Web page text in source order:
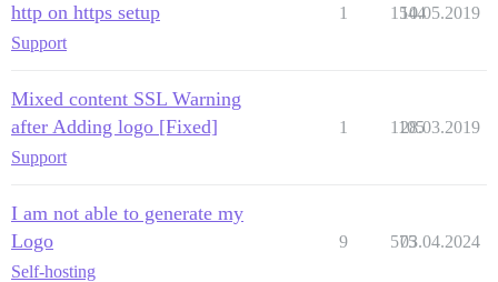
http on https setup
Support
1 1544
10.05.2019
Mixed content SSL Warning
after Adding logo [Fixed]
Support
1 1105
28.03.2019
I am not able to generate my
Logo
Self-hosting
9 575
03.04.2024